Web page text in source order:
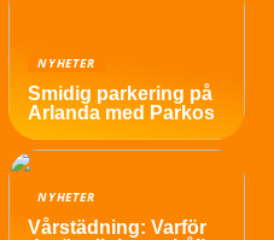
NYHETER
Smidig parkering på
Arlanda med Parkos
NYHETER
Vårstädning: Varför